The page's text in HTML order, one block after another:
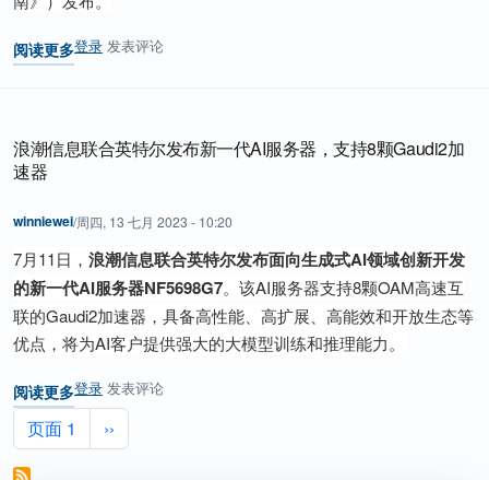
阅读更多
关于 《开放加速规范AI服务器设计指南》发布，应对生成式AI算力挑战
登录 发表评论
浪潮信息联合英特尔发布新一代AI服务器，支持8颗Gaudi2加
速器
winniewei/周四, 13 七月 2023 - 10:20
7月11日， 浪潮信息联合英特尔发布面向生成式AI领域创新开发
的新一代AI服务器NF5698G7。该AI服务器支持8颗OAM高速互
联的Gaudi2加速器，具备高性能、高扩展、高能效和开放生态等
优点，将为AI客户提供强大的大模型训练和推理能力。
阅读更多
关于 浪潮信息联合英特尔发布新一代AI服务器，支持8颗Gaudi2加速
登录 发表评论
分页
页面 1 下一页
››